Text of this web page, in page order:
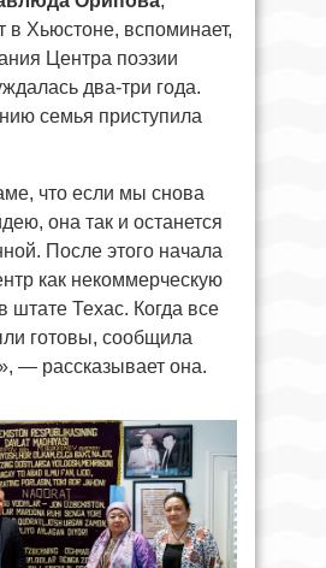
в Хьюстоне, вспоминает,
Центра поэзии
два-три года.
семья приступила
что если мы снова
она так и останется
После этого начала
как некоммерческую
штате Техас. Когда все
готовы, сообщила
— рассказывает она.